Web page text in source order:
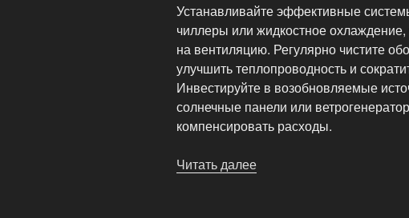
Устанавливайте эффективные
чиллеры или жидкостное охлаждение,
на вентиляцию. Регулярно чистите
улучшить теплопроводность и
Инвестируйте в возобновляемые
солнечные панели или
компенсировать расходы.
Читать далее